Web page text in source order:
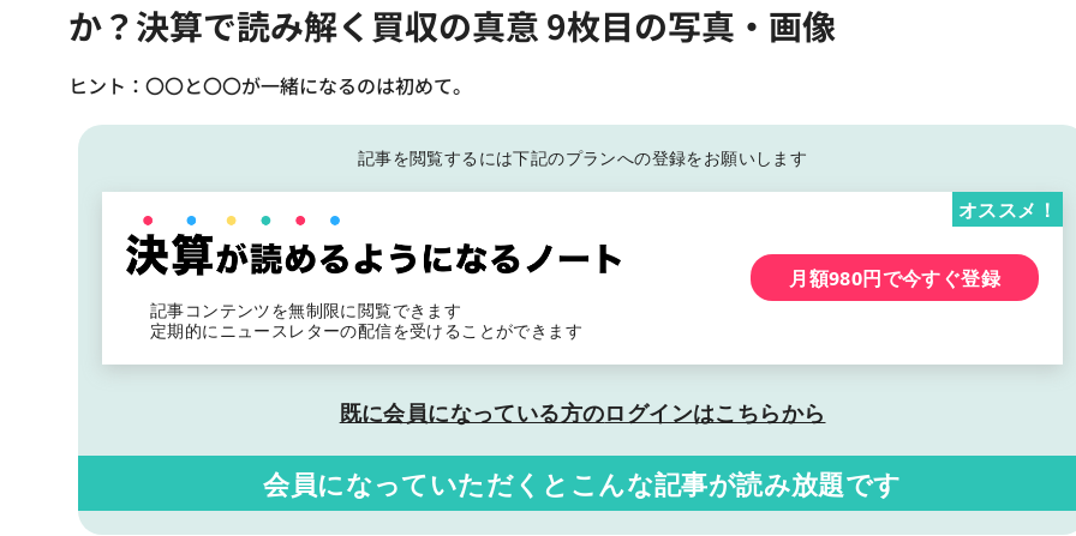
か？決算で読み解く買収の真意 9枚目の写真・画像
ヒント：〇〇と〇〇が一緒になるのは初めて。
記事を閲覧するには下記のプランへの登録をお願いします
記事コンテンツを無制限に閲覧できます
定期的にニュースレターの配信を受けることができます
オススメ！
月額980円で今すぐ登録
既に会員になっている方のログインはこちらから
会員になっていただくと こんな記事が読み放題です